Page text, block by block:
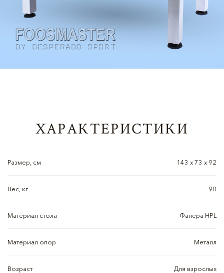
ХАРАКТЕРИСТИКИ
Размер, см 143 х 73 х 92
Вес, кг 90
Материал стола Фанера HPL
Материал опор Металл
Возраст Для взрослых